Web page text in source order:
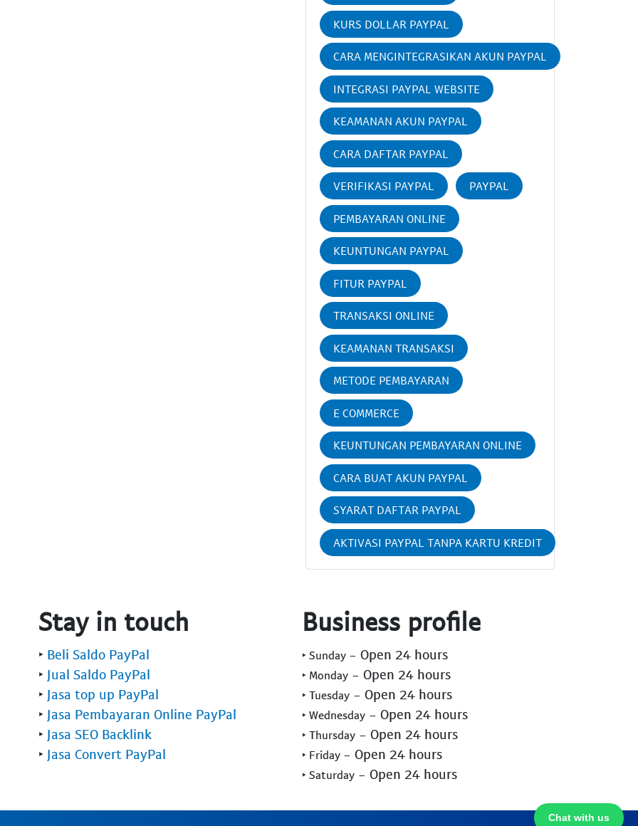
KURS DOLLAR PAYPAL
CARA MENGINTEGRASIKAN AKUN PAYPAL
INTEGRASI PAYPAL WEBSITE
KEAMANAN AKUN PAYPAL
CARA DAFTAR PAYPAL
VERIFIKASI PAYPAL PAYPAL
PEMBAYARAN ONLINE
KEUNTUNGAN PAYPAL
FITUR PAYPAL
TRANSAKSI ONLINE
KEAMANAN TRANSAKSI
METODE PEMBAYARAN
E COMMERCE
KEUNTUNGAN PEMBAYARAN ONLINE
CARA BUAT AKUN PAYPAL
SYARAT DAFTAR PAYPAL
AKTIVASI PAYPAL TANPA KARTU KREDIT
Chat with us
Stay in touch
‣ Beli Saldo PayPal
‣ Jual Saldo PayPal
‣ Jasa top up PayPal
‣ Jasa Pembayaran Online PayPal
‣ Jasa SEO Backlink
‣ Jasa Convert PayPal
Business profile
‣ Sunday - Open 24 hours
‣ Monday - Open 24 hours
‣ Tuesday - Open 24 hours
‣ Wednesday - Open 24 hours
‣ Thursday - Open 24 hours
‣ Friday - Open 24 hours
‣ Saturday - Open 24 hours